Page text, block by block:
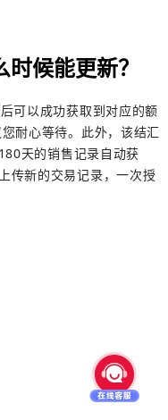
候能更新？
可以成功获取到对应的额
耐心等待。此外，该结汇
天的销售记录自动获
传新的交易记录，一次授